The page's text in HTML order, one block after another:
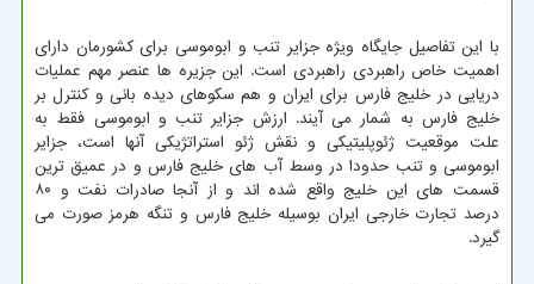
با این تفاصیل جایگاه ویژه جزایر تنب و ابوموسی برای کشورمان دارای
اهمیت خاص راهبردی راهبردی است. این جزیره ها عنصر مهم عملیات
دریایی در خلیج فارس برای ایران و هم سکوهای دیده بانی و کنترل بر
خلیج فارس به شمار می آیند. ارزش جزایر تنب و ابوموسی فقط به
علت موقعیت ژئوپلیتیکی و نقش ژئو استراتژیکی آنها است، جزایر
ابوموسی و تنب حدودا در وسط آب های خلیج فارس و در عمیق ترین
قسمت های این خلیج واقع شده اند و از آنجا صادرات نفت و ۸۰
درصد تجارت خارجی ایران بوسیله خلیج فارس و تنگه هرمز صورت می
گیرد.